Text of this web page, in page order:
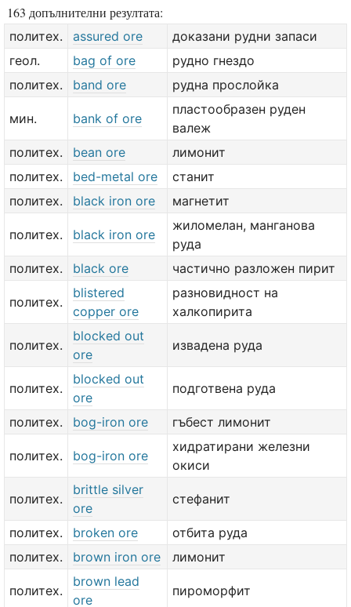
163 допълнителни резултата:
политех. assured ore
доказани рудни запаси
геол.
bag of ore
рудно гнездо
политех.
band ore рудна прослойка
мин. bank of ore
пластообразен руден
валеж
политех.
bean ore
лимонит
политех.
bed-metal ore
станит
политех.
black iron ore магнетит
политех. black iron ore
жиломелан, манганова
руда
политех.
black ore частично разложен пирит
политех.
blistered
copper ore
разновидност на
халкопирита
политех.
blocked out
ore
извадена руда
политех.
blocked out
ore
подготвена руда
политех. bog-iron ore гъбест лимонит
политех. bog-iron ore
хидратирани железни
окиси
политех.
brittle silver
ore
стефанит
политех. broken ore
отбита руда
политех.
brown iron ore лимонит
политех.
brown lead
ore
пироморфит